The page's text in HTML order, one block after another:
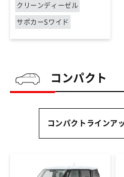
クリーンディーゼル
サポカーSワイド
コンパクト
コンパクトラインア